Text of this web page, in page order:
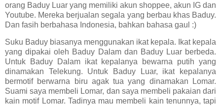
orang Baduy Luar yang memiliki akun shoppee, akun IG dan
Youtube. Mereka berjualan segala yang berbau khas Baduy.
Dan fasih berbahasa Indonesia, bahkan bahasa gaul :)
Suku Baduy biasanya menggunakan ikat kepala. Ikat kepala
yang dipakai oleh Baduy Dalam dan Baduy Luar berbeda.
Untuk Baduy Dalam ikat kepalanya bewarna putih yang
dinamakan Telekung. Untuk Baduy Luar, ikat kepalanya
bermotif berwarna biru agak tua yang dinamakan Lomar.
Suami saya membeli Lomar, dan saya membeli pakaian dari
kain motif Lomar. Tadinya mau membeli kain tenunnya, tapi